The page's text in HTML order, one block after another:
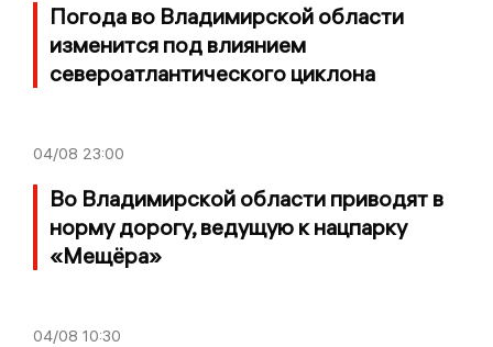
Погода во Владимирской области
изменится под влиянием
североатлантического циклона
04/08 23:00
Во Владимирской области приводят в
норму дорогу, ведущую к нацпарку
«Мещёра»
04/08 10:30